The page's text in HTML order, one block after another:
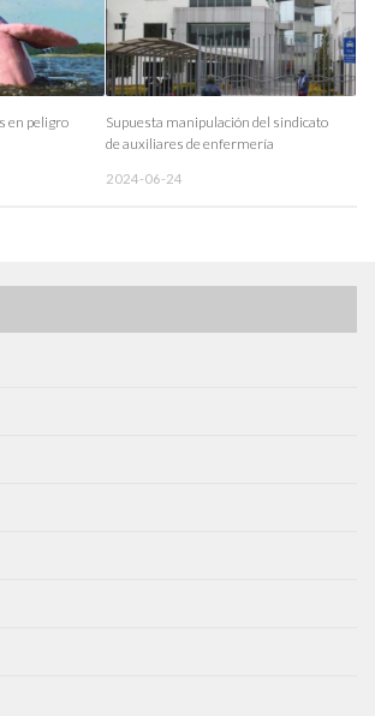
en peligro
Supuesta manipulación del sindicato
de auxiliares de enfermería
2024-06-24